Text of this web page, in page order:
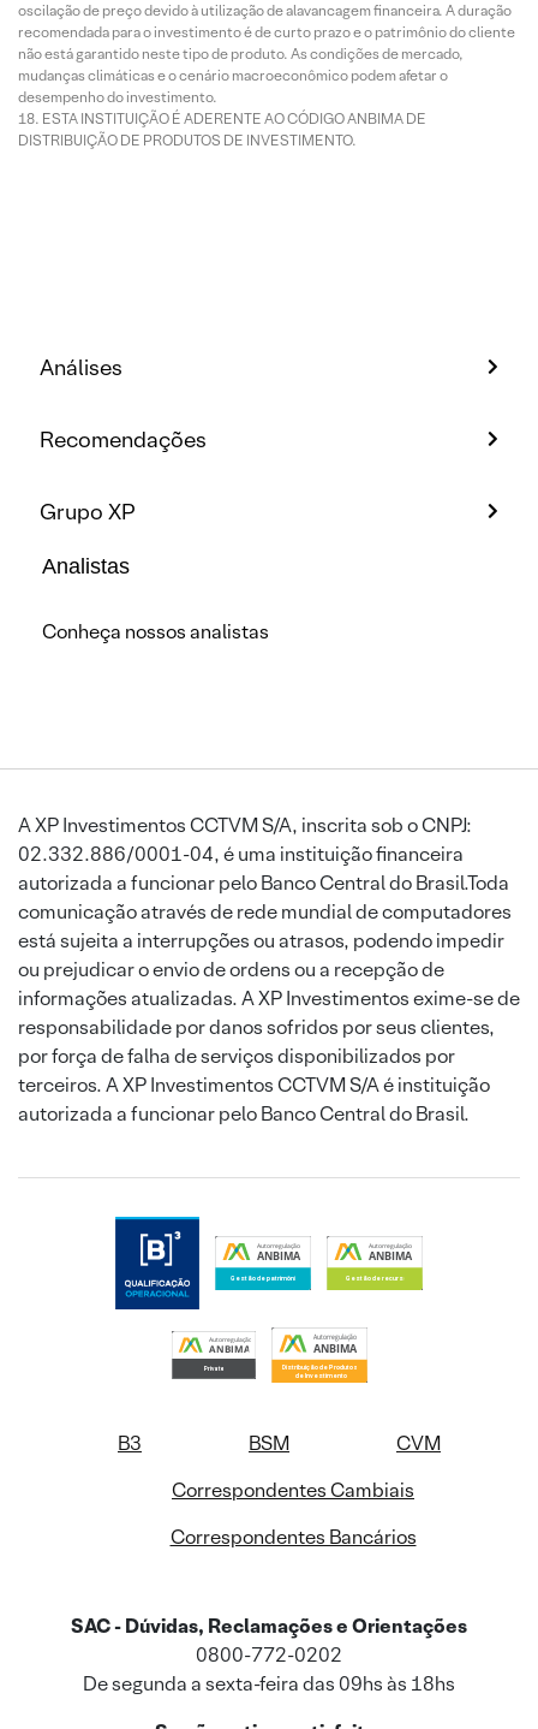
oscilação de preço devido à utilização de alavancagem financeira. A duração
recomendada para o investimento é de curto prazo e o patrimônio do cliente
não está garantido neste tipo de produto. As condições de mercado,
mudanças climáticas e o cenário macroeconômico podem afetar o
desempenho do investimento.
ESTA INSTITUIÇÃO É ADERENTE AO CÓDIGO ANBIMA DE
DISTRIBUIÇÃO DE PRODUTOS DE INVESTIMENTO.
Análises
Recomendações
Grupo XP
Analistas
Conheça nossos analistas
A XP Investimentos CCTVM S/A, inscrita sob o CNPJ:
02.332.886/0001-04, é uma instituição financeira
autorizada a funcionar pelo Banco Central do Brasil.Toda
comunicação através de rede mundial de computadores
está sujeita a interrupções ou atrasos, podendo impedir
ou prejudicar o envio de ordens ou a recepção de
informações atualizadas. A XP Investimentos exime-se de
responsabilidade por danos sofridos por seus clientes,
por força de falha de serviços disponibilizados por
terceiros. A XP Investimentos CCTVM S/A é instituição
autorizada a funcionar pelo Banco Central do Brasil.
B3 BSM
CVM
Correspondentes Cambiais
Correspondentes Bancários
SAC - Dúvidas, Reclamações e Orientações
0800-772-0202
De segunda a sexta-feira das 09hs às 18hs